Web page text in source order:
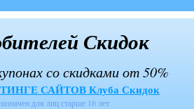
Скидок
со скидками от 50%
САЙТОВ Клуба Скидок
для лиц старше 16 лет